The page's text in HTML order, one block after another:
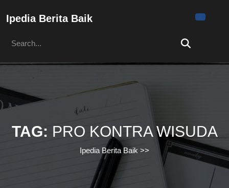
Ipedia Berita Baik
for:
TAG: PRO KONTRA WISUDA
Ipedia Berita Baik >>